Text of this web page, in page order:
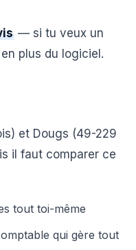
— si tu veux un
plus du logiciel.
et Dougs (49-229
il faut comparer ce
tout toi-même
qui gère tout